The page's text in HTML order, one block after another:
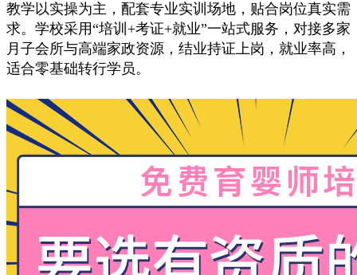
教学以实操为主，配套专业实训场地，贴合岗位真实需
求。学校采用“培训+考证+就业”一站式服务，对接多家
月子会所与高端家政资源，结业持证上岗，就业率高，
适合零基础转行学员。